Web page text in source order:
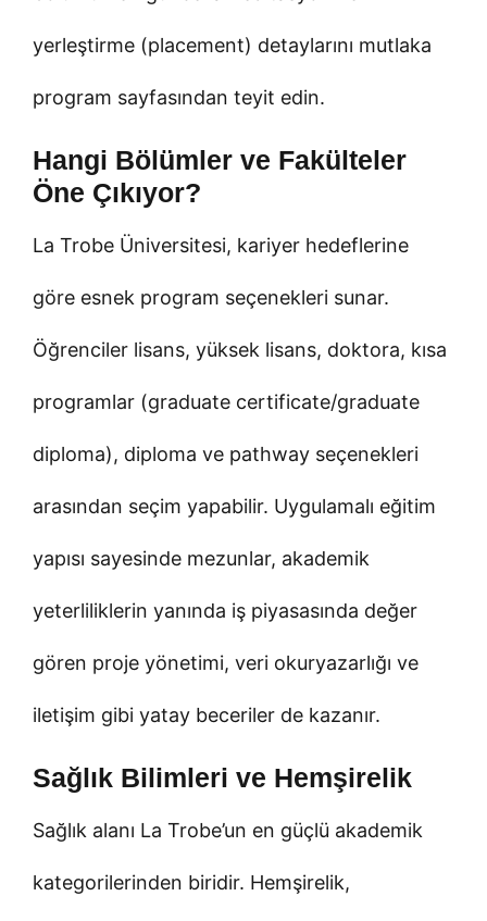
yerleştirme (placement) detaylarını mutlaka
program sayfasından teyit edin.
Hangi Bölümler ve Fakülteler
Öne Çıkıyor?
La Trobe Üniversitesi, kariyer hedeflerine
göre esnek program seçenekleri sunar.
Öğrenciler lisans, yüksek lisans, doktora, kısa
programlar (graduate certificate/graduate
diploma), diploma ve pathway seçenekleri
arasından seçim yapabilir. Uygulamalı eğitim
yapısı sayesinde mezunlar, akademik
yeterliliklerin yanında iş piyasasında değer
gören proje yönetimi, veri okuryazarlığı ve
iletişim gibi yatay beceriler de kazanır.
Sağlık Bilimleri ve Hemşirelik
Sağlık alanı La Trobe’un en güçlü akademik
kategorilerinden biridir. Hemşirelik,